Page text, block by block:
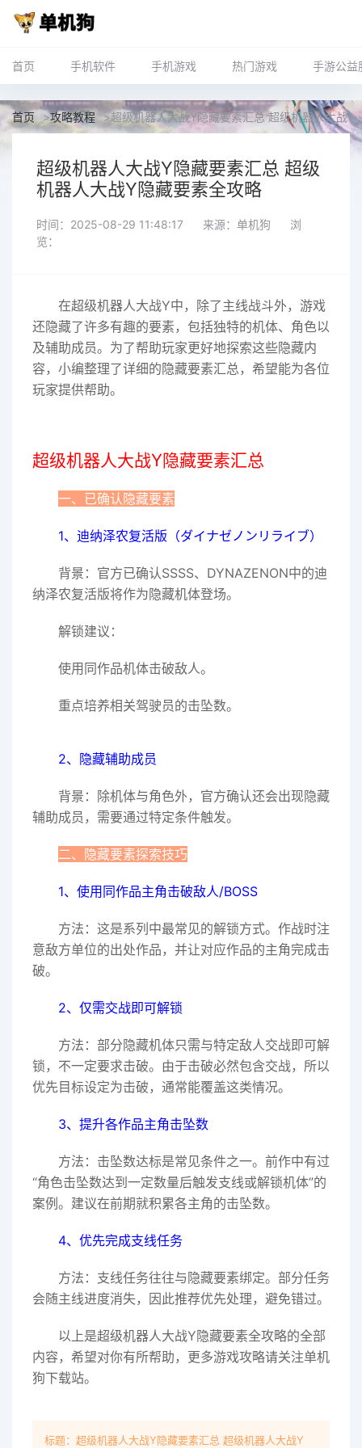
首页 手机软件 手机游戏 热门游戏 手游公益
首页 >攻略教程 >超级机器人大战Y隐藏要素汇总 超级机器人大战Y
超级机器人大战Y隐藏要素汇总 超级
机器人大战Y隐藏要素全攻略
时间：2025-08-29 11:48:17 来源：单机狗
浏
览：
在超级机器人大战Y中，除了主线战斗外，游戏
还隐藏了许多有趣的要素，包括独特的机体、角色以
及辅助成员。为了帮助玩家更好地探索这些隐藏内
容，小编整理了详细的隐藏要素汇总，希望能为各位
玩家提供帮助。
超级机器人大战Y隐藏要素汇总
一、已确认隐藏要素
1、迪纳泽农复活版（ダイナゼノンリライブ）
背景：官方已确认SSSS、DYNAZENON中的迪
纳泽农复活版将作为隐藏机体登场。
解锁建议：
使用同作品机体击破敌人。
重点培养相关驾驶员的击坠数。
2、隐藏辅助成员
背景：除机体与角色外，官方确认还会出现隐藏
辅助成员，需要通过特定条件触发。
二、隐藏要素探索技巧
1、使用同作品主角击破敌人/BOSS
方法：这是系列中最常见的解锁方式。作战时注
意敌方单位的出处作品，并让对应作品的主角完成击
破。
2、仅需交战即可解锁
方法：部分隐藏机体只需与特定敌人交战即可解
锁，不一定要求击破。由于击破必然包含交战，所以
优先目标设定为击破，通常能覆盖这类情况。
3、提升各作品主角击坠数
方法：击坠数达标是常见条件之一。前作中有过
“角色击坠数达到一定数量后触发支线或解锁机体”的
案例。建议在前期就积累各主角的击坠数。
4、优先完成支线任务
方法：支线任务往往与隐藏要素绑定。部分任务
会随主线进度消失，因此推荐优先处理，避免错过。
以上是超级机器人大战Y隐藏要素全攻略的全部
内容，希望对你有所帮助，更多游戏攻略请关注单机
狗下载站。
标题：超级机器人大战Y隐藏要素汇总 超级机器人大战Y